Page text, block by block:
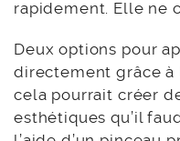
rapidement. Elle ne
Deux options pour
directement grâce à
cela pourrait créer
esthétiques qu’il